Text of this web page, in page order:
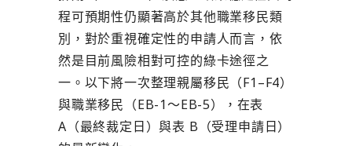
程可預期性仍顯著高於其他職業移民類
別，對於重視確定性的申請人而言，依
然是目前風險相對可控的綠卡途徑之
一。以下將一次整理親屬移民（F1–F4）
與職業移民（EB-1～EB-5），在表
A（最終裁定日）與表 B（受理申請日）